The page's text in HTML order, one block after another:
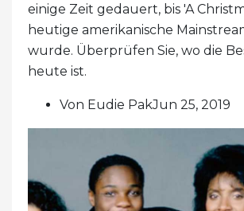
einige Zeit gedauert, bis 'A
heutige amerikanische
wurde. Überprüfen Sie, wo die
heute ist.
Von Eudie PakJun 25, 2019